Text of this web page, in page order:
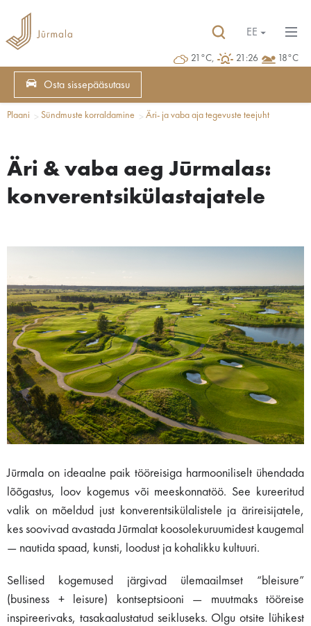
21°C, 21:26 18°C
EE
Osta sissepääsutasu
Plaani Sündmuste korraldamine Äri- ja vaba aja tegevuste teejuht
Äri & vaba aeg Jūrmalas:
konverentsikülastajatele
Jūrmala on ideaalne paik tööreisiga harmooniliselt ühendada
lõõgastus, loov kogemus või meeskonnatöö. See kureeritud
valik on mõeldud just konverentsikülalistele ja ärireisijatele,
kes soovivad avastada Jūrmalat koosolekuruumidest kaugemal
— nautida spaad, kunsti, loodust ja kohalikku kultuuri.
Sellised kogemused järgivad ülemaailmset “bleisure”
(business + leisure) kontseptsiooni — muutmaks tööreise
inspireerivaks, tasakaalustatud seikluseks. Olgu otsite lühikest